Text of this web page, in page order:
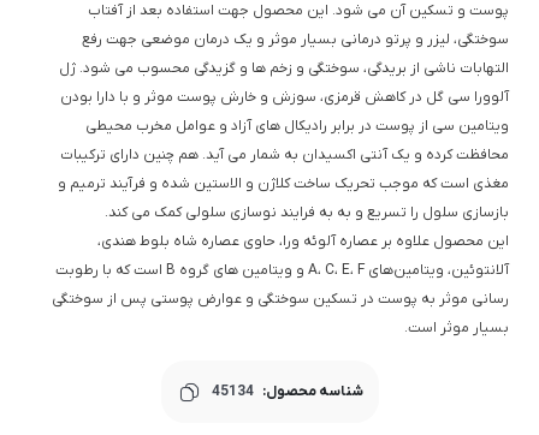
پوست و تسکین آن می شود. این محصول جهت استفاده بعد از آفتاب
سوختگی، لیزر و پرتو درمانی بسیار موثر و یک درمان موضعی جهت رفع
التهابات ناشی از بریدگی، سوختگی و زخم ها و گزیدگی محسوب می شود. ژل
آلوورا سی گل در کاهش قرمزی، سوزش و خارش پوست موثر و با دارا بودن
ویتامین سی از پوست در برابر رادیکال های آزاد و عوامل مخرب محیطی
محافظت کرده و یک آنتی اکسیدان به شمار می آید. هم چنین دارای ترکیبات
مغذی است که موجب تحریک ساخت کلاژن و الاستین شده و فرآیند ترمیم و
بازسازی سلول را تسریع و به به فرایند نوسازی سلولی کمک می کند.
این محصول علاوه بر عصاره آلوئه ورا، حاوی عصاره شاه بلوط هندی،
آلانتوئین، ویتامین‌های A، C، E، F و ویتامین‌ های گروه B است که با رطوبت
رسانی موثر به پوست در تسکین سوختگی و عوارض پوستی پس از سوختگی
بسیار موثر است.
شناسه محصول: 45134